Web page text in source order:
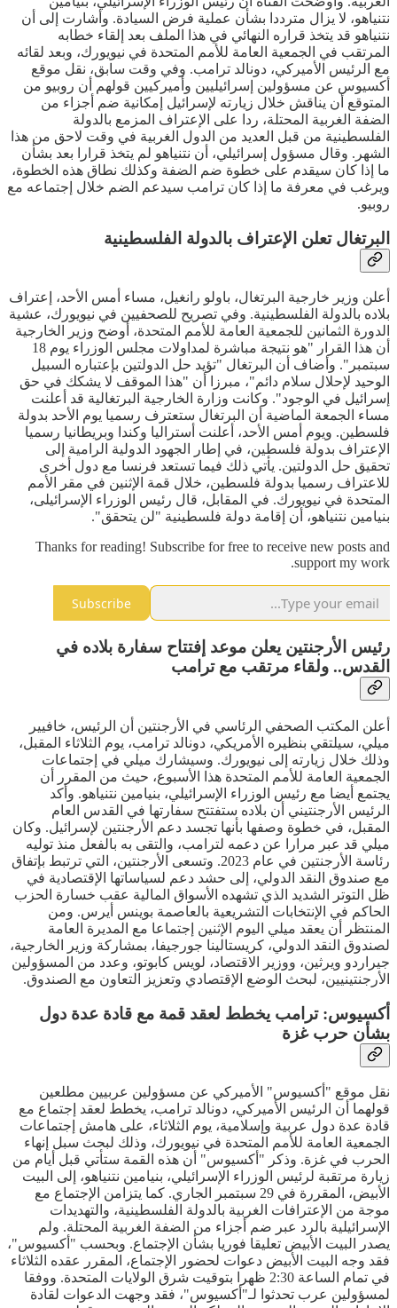
نتنياهو، لا يزال مترددا بشأن عملية فرض السيادة. وأشارت إلى أن
نتنياهو قد يتخذ قراره النهائي في هذا الملف بعد إلقاء خطابه
المرتقب في الجمعية العامة للأمم المتحدة في نيويورك، وبعد لقائه
مع الرئيس الأميركي، دونالد ترامب. وفي وقت سابق، نقل موقع
أكسيوس عن مسؤولين إسرائيليين وأميركيين قولهم أن روبيو من
المتوقع أن يناقش خلال زيارته لإسرائيل إمكانية ضم أجزاء من
الضفة الغربية المحتلة، ردا على الإعتراف المزمع بالدولة
الفلسطينية من قبل العديد من الدول الغربية في وقت لاحق من هذا
الشهر. وقال مسؤول إسرائيلي، أن نتنياهو لم يتخذ قرارا بعد بشأن
ما إذا كان سيقدم على خطوة ضم الضفة وكذلك نطاق هذه الخطوة،
ويرغب في معرفة ما إذا كان ترامب سيدعم الضم خلال إجتماعه مع
روبيو.
البرتغال تعلن الإعتراف بالدولة الفلسطينية
أعلن وزير خارجية البرتغال، باولو رانغيل، مساء أمس الأحد، إعتراف
بلاده بالدولة الفلسطينية. وفي تصريح للصحفيين في نيويورك، عشية
الدورة الثمانين للجمعية العامة للأمم المتحدة، أوضح وزير الخارجية
أن هذا القرار "هو نتيجة مباشرة لمداولات مجلس الوزراء يوم 18
سبتمبر". وأضاف أن البرتغال "تؤيد حل الدولتين بإعتباره السبيل
الوحيد لإحلال سلام دائم"، مبرزا أن "هذا الموقف لا يشكك في حق
إسرائيل في الوجود". وكانت وزارة الخارجية البرتغالية قد أعلنت
مساء الجمعة الماضية أن البرتغال ستعترف رسميا يوم الأحد بدولة
فلسطين. ويوم أمس الأحد، أعلنت أستراليا وكندا وبريطانيا رسميا
الإعتراف بدولة فلسطين، في إطار الجهود الدولية الرامية إلى
تحقيق حل الدولتين. يأتي ذلك فيما تستعد فرنسا مع دول أخرى
للاعتراف رسميا بدولة فلسطين، خلال قمة الإثنين في مقر الأمم
المتحدة في نيويورك. في المقابل، قال رئيس الوزراء الإسرائيلى،
بنيامين نتنياهو، أن إقامة دولة فلسطينية "لن يتحقق".
Thanks for reading! Subscribe for free to receive new posts and
support my work.
Subscribe
رئيس الأرجنتين يعلن موعد إفتتاح سفارة بلاده في
القدس.. ولقاء مرتقب مع ترامب
أعلن المكتب الصحفي الرئاسي في الأرجنتين أن الرئيس، خافيير
ميلي، سيلتقي بنظيره الأمريكي، دونالد ترامب، يوم الثلاثاء المقبل،
وذلك خلال زيارته إلى نيويورك. وسيشارك ميلي في إجتماعات
الجمعية العامة للأمم المتحدة هذا الأسبوع، حيث من المقرر أن
يجتمع أيضا مع رئيس الوزراء الإسرائيلي، بنيامين نتنياهو. وأكد
الرئيس الأرجنتيني أن بلاده ستفتتح سفارتها في القدس العام
المقبل، في خطوة وصفها بأنها تجسد دعم الأرجنتين لإسرائيل. وكان
ميلي قد عبر مرارا عن دعمه لترامب، والتقى به بالفعل منذ توليه
رئاسة الأرجنتين في عام 2023. وتسعى الأرجنتين، التي ترتبط بإتفاق
مع صندوق النقد الدولي، إلى حشد دعم لسياساتها الإقتصادية في
ظل التوتر الشديد الذي تشهده الأسواق المالية عقب خسارة الحزب
الحاكم في الإنتخابات التشريعية بالعاصمة بوينس أيرس. ومن
المنتظر أن يعقد ميلي اليوم الإثنين إجتماعا مع المديرة العامة
لصندوق النقد الدولي، كريستالينا جورجيفا، بمشاركة وزير الخارجية،
جيراردو ويرثين، ووزير الاقتصاد، لويس كابوتو، وعدد من المسؤولين
الأرجنتينيين، لبحث الوضع الإقتصادي وتعزيز التعاون مع الصندوق.
أكسيوس: ترامب يخطط لعقد قمة مع قادة عدة دول
بشأن حرب غزة
نقل موقع "أكسيوس" الأميركي عن مسؤولين عربيين مطلعين
قولهما أن الرئيس الأميركي، دونالد ترامب، يخطط لعقد إجتماع مع
قادة عدة دول عربية وإسلامية، يوم الثلاثاء، على هامش إجتماعات
الجمعية العامة للأمم المتحدة في نيويورك، وذلك لبحث سبل إنهاء
الحرب في غزة. وذكر "أكسيوس" أن هذه القمة ستأتي قبل أيام من
زيارة مرتقبة لرئيس الوزراء الإسرائيلي، بنيامين نتنياهو، إلى البيت
الأبيض، المقررة في 29 سبتمبر الجاري. كما يتزامن الإجتماع مع
موجة من الإعترافات الغربية بالدولة الفلسطينية، والتهديدات
الإسرائيلية بالرد عبر ضم أجزاء من الضفة الغربية المحتلة. ولم
يصدر البيت الأبيض تعليقا فوريا بشأن الإجتماع. وبحسب "أكسيوس"،
فقد وجه البيت الأبيض دعوات لحضور الإجتماع، المقرر عقده الثلاثاء
في تمام الساعة 2:30 ظهرا بتوقيت شرق الولايات المتحدة. ووفقا
لمسؤولين عرب تحدثوا لـ"أكسيوس"، فقد وجهت الدعوات لقادة